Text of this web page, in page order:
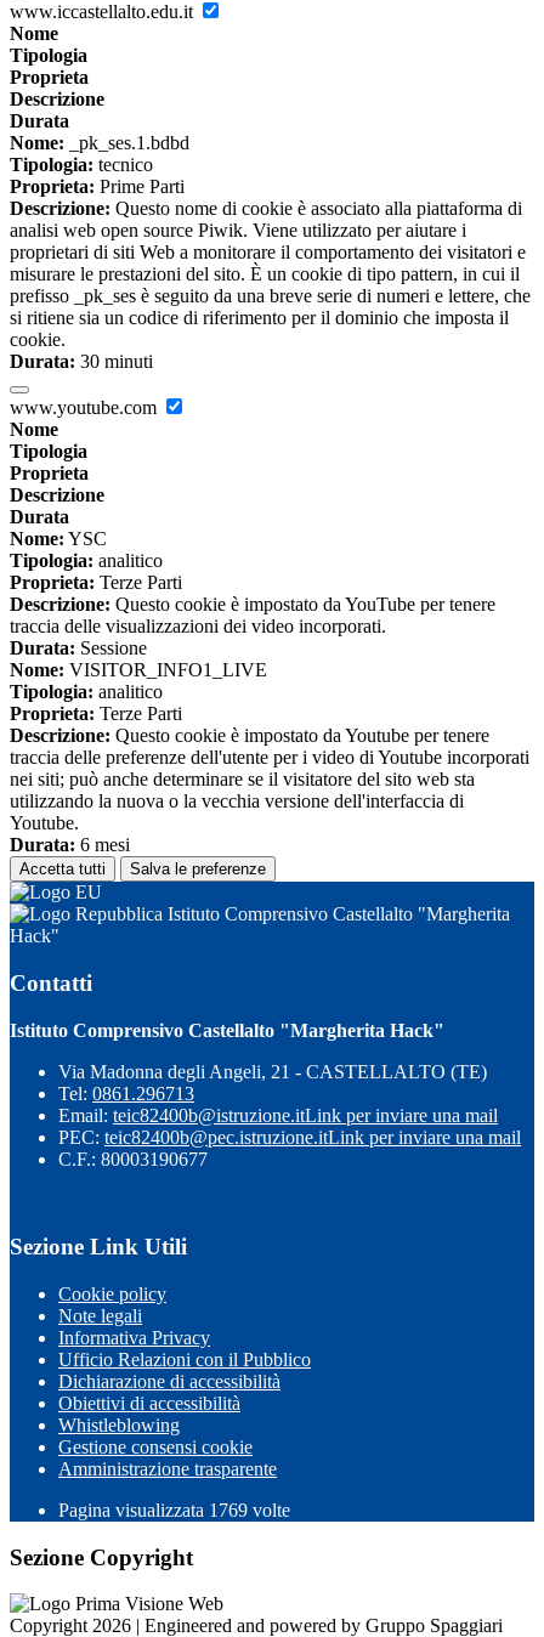
www.iccastellalto.edu.it
Nome
Tipologia
Proprieta
Descrizione
Durata
Nome: _pk_ses.1.bdbd
Tipologia: tecnico
Proprieta: Prime Parti
Descrizione: Questo nome di cookie è associato alla piattaforma di
analisi web open source Piwik. Viene utilizzato per aiutare i
proprietari di siti Web a monitorare il comportamento dei visitatori e
misurare le prestazioni del sito. È un cookie di tipo pattern, in cui il
prefisso _pk_ses è seguito da una breve serie di numeri e lettere, che
si ritiene sia un codice di riferimento per il dominio che imposta il
cookie.
Durata: 30 minuti
www.youtube.com
Nome
Tipologia
Proprieta
Descrizione
Durata
Nome: YSC
Tipologia: analitico
Proprieta: Terze Parti
Descrizione: Questo cookie è impostato da YouTube per tenere
traccia delle visualizzazioni dei video incorporati.
Durata: Sessione
Nome: VISITOR_INFO1_LIVE
Tipologia: analitico
Proprieta: Terze Parti
Descrizione: Questo cookie è impostato da Youtube per tenere
traccia delle preferenze dell'utente per i video di Youtube incorporati
nei siti; può anche determinare se il visitatore del sito web sta
utilizzando la nuova o la vecchia versione dell'interfaccia di
Youtube.
Durata: 6 mesi
Accetta tutti Salva le preferenze
Istituto Comprensivo Castellalto "Margherita
Hack"
Contatti
Istituto Comprensivo Castellalto "Margherita Hack"
Via Madonna degli Angeli, 21 - CASTELLALTO (TE)
Tel: 0861.296713
Email: teic82400b@istruzione.itLink per inviare una mail
PEC: teic82400b@pec.istruzione.itLink per inviare una mail
C.F.: 80003190677
Sezione Link Utili
Cookie policy
Note legali
Informativa Privacy
Ufficio Relazioni con il Pubblico
Dichiarazione di accessibilità
Obiettivi di accessibilità
Whistleblowing
Gestione consensi cookie
Amministrazione trasparente
Pagina visualizzata 1769 volte
Sezione Copyright
Copyright 2026 | Engineered and powered by Gruppo Spaggiari